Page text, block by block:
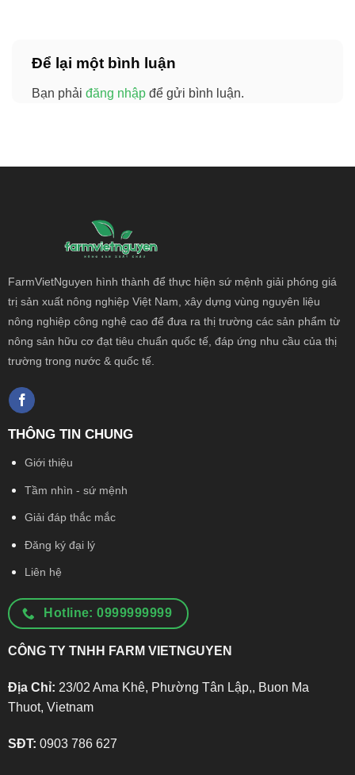
Để lại một bình luận
Bạn phải đăng nhập để gửi bình luận.
FarmVietNguyen hình thành để thực hiện sứ mệnh giải phóng giá
trị sản xuất nông nghiệp Việt Nam, xây dựng vùng nguyên liệu
nông nghiệp công nghệ cao để đưa ra thị trường các sản phẩm từ
nông sản hữu cơ đạt tiêu chuẩn quốc tế, đáp ứng nhu cầu của thị
trường trong nước & quốc tế.
THÔNG TIN CHUNG
Giới thiệu
Tầm nhìn - sứ mệnh
Giải đáp thắc mắc
Đăng ký đại lý
Liên hệ
Hotline: 0999999999
CÔNG TY TNHH FARM VIETNGUYEN
Địa Chỉ: 23/02 Ama Khê, Phường Tân Lập,, Buon Ma
Thuot, Vietnam
SĐT: 0903 786 627